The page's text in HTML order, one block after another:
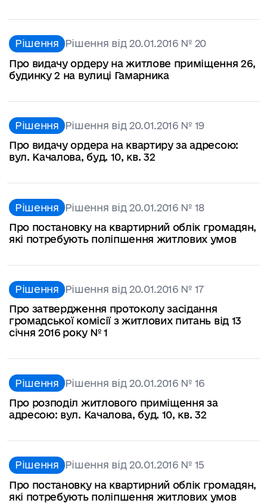
Рішення Рішення від 20.01.2016 № 20
Про видачу ордеру на житлове приміщення 26,
будинку 2 на вулиці Гамарника
Рішення Рішення від 20.01.2016 № 19
Про видачу ордера на квартиру за адресою:
вул. Качалова, буд. 10, кв. 32
Рішення Рішення від 20.01.2016 № 18
Про постановку на квартирний облік громадян,
які потребують поліпшення житлових умов
Рішення Рішення від 20.01.2016 № 17
Про затвердження протоколу засідання
громадської комісії з житлових питань від 13
січня 2016 року № 1
Рішення Рішення від 20.01.2016 № 16
Про розподіл житлового приміщення за
адресою: вул. Качалова, буд. 10, кв. 32
Рішення Рішення від 20.01.2016 № 15
Про постановку на квартирний облік громадян,
які потребують поліпшення житлових умов